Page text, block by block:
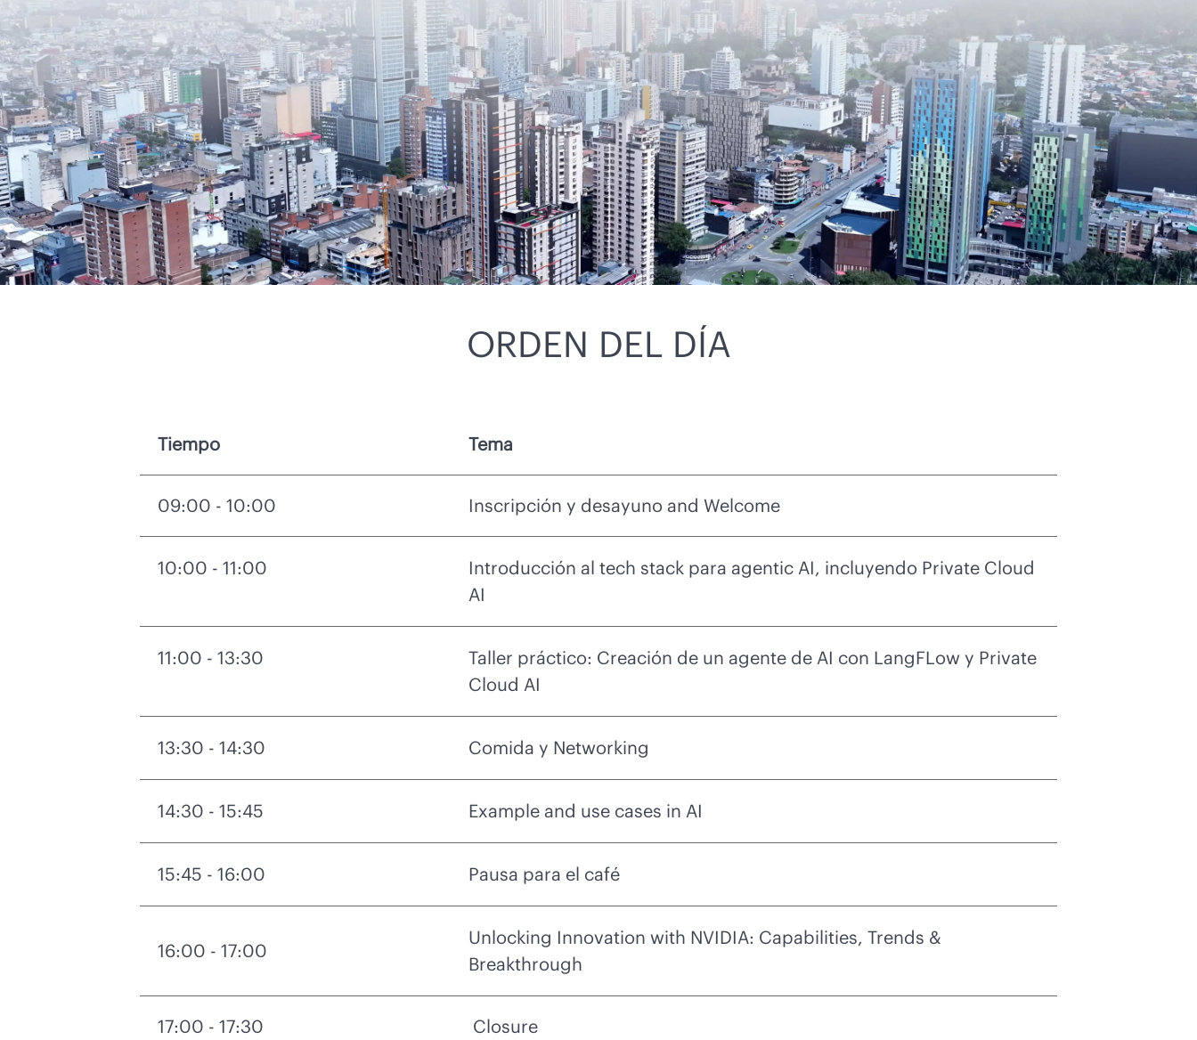
ORDEN DEL DÍA
Tiempo Tema
09:00 - 10:00 Inscripción y desayuno and Welcome
10:00 - 11:00
Introducción al tech stack para agentic AI, incluyendo Private Cloud
AI
11:00 - 13:30
Taller práctico: Creación de un agente de AI con LangFLow y Private
Cloud AI
13:30 - 14:30 Comida y Networking
14:30 - 15:45 Example and use cases in AI
15:45 - 16:00 Pausa para el café
16:00 - 17:00
Unlocking Innovation with NVIDIA: Capabilities, Trends &
Breakthrough
17:00 - 17:30 Closure